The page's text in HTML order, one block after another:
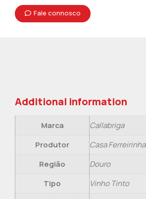
Fale connosco
Additional information
Marca
Callabriga
Produtor
Casa Ferreirinha
Região
Douro
Tipo
Vinho Tinto